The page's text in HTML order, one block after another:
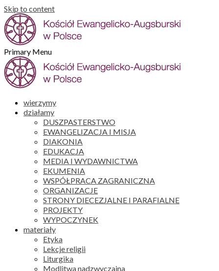
Skip to content
Primary Menu
wierzymy
działamy
DUSZPASTERSTWO
EWANGELIZACJA I MISJA
DIAKONIA
EDUKACJA
MEDIA I WYDAWNICTWA
EKUMENIA
WSPÓŁPRACA ZAGRANICZNA
ORGANIZACJE
STRONY DIECEZJALNE I PARAFIALNE
PROJEKTY
WYPOCZYNEK
materiały
Etyka
Lekcje religii
Liturgika
Modlitwa nadzwyczajna